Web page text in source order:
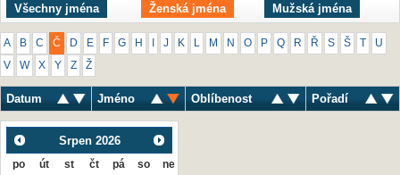
Všechny jména Ženská jména Mužská jména
A B C Č D E F G H J K M N O P Q R Ř S Š U
V W X Y Z Ž
Datum Jméno Oblíbenost Pořadí
Srpen 2026
po út st čt pá so ne